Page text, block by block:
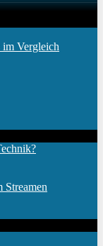
Vergleich
Streamen